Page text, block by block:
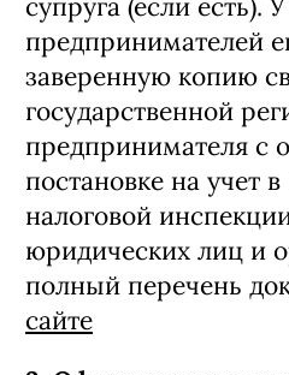
супруга (если есть). У
предпринимателей
заверенную копию
государственной
предпринимателя с
постановке на учет
налоговой
юридических лиц и
полный перечень
сайте